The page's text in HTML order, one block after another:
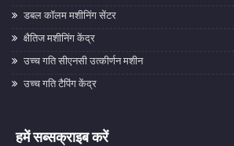
डबल कॉलम मशीनिंग सेंटर
क्षैतिज मशीनिंग केंद्र
उच्च गति सीएनसी उत्कीर्णन मशीन
उच्च गति टैपिंग केंद्र
हमें सब्सक्राइब करें